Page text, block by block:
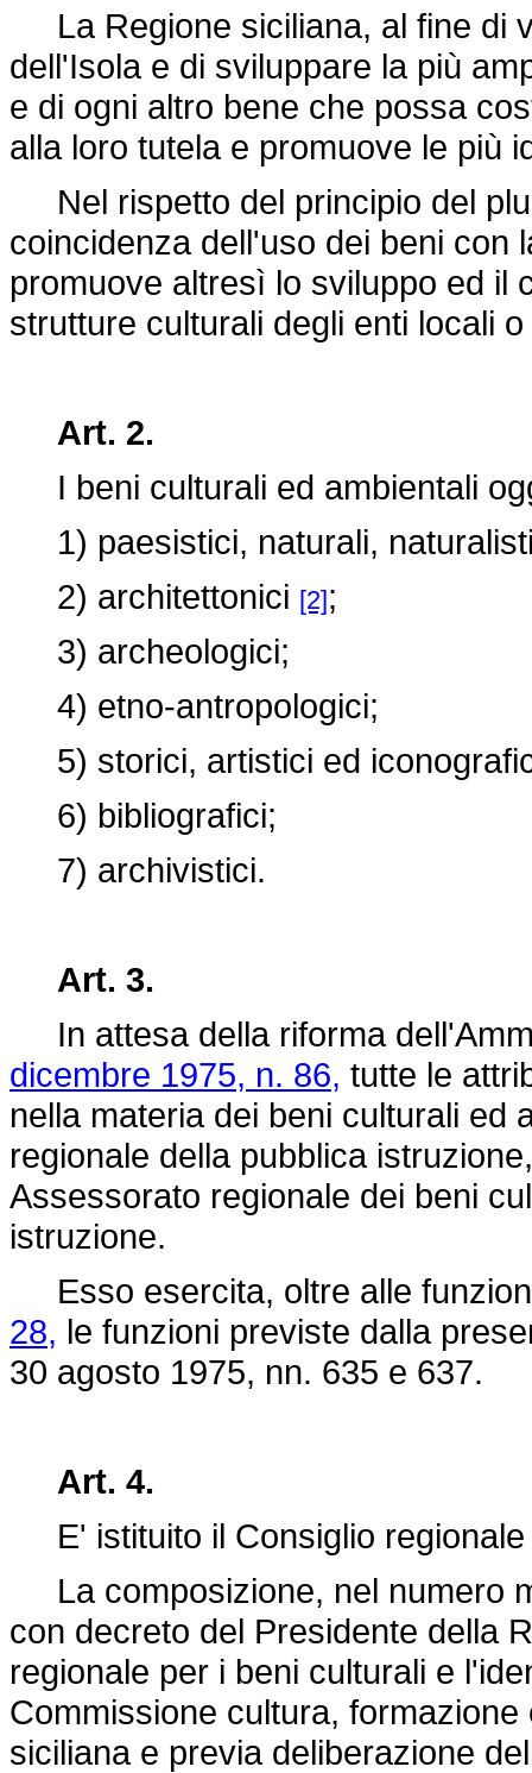
La Regione siciliana, al fine di
dell'Isola e di sviluppare la più
e di ogni altro bene che possa
alla loro tutela e promuove le più
Nel rispetto del principio del
coincidenza dell'uso dei beni con
promuove altresì lo sviluppo ed il
strutture culturali degli enti locali
Art. 2.
I beni culturali ed ambientali
1) paesistici, naturali,
2) architettonici [2];
3) archeologici;
4) etno-antropologici;
5) storici, artistici ed
6) bibliografici;
7) archivistici.
Art. 3.
In attesa della riforma
dicembre 1975, n. 86, tutte le
nella materia dei beni culturali ed
regionale della pubblica
Assessorato regionale dei beni
istruzione.
Esso esercita, oltre alle
28, le funzioni previste dalla
30 agosto 1975, nn. 635 e 637.
Art. 4.
E' istituito il Consiglio regionale
La composizione, nel numero
con decreto del Presidente della
regionale per i beni culturali e
Commissione cultura,
siciliana e previa deliberazione